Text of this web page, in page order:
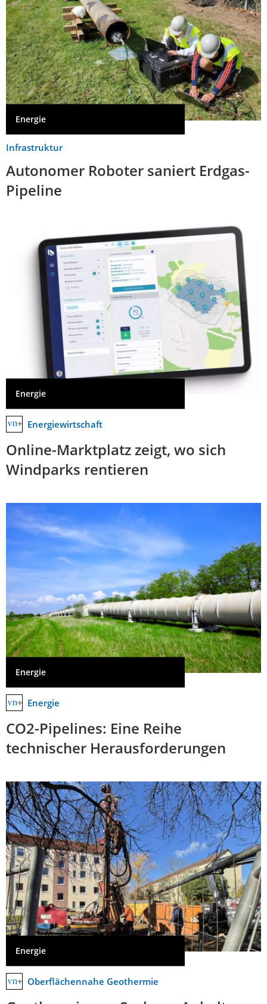
Energie
Infrastruktur
Autonomer Roboter saniert Erdgas-
Pipeline
Energie
Energiewirtschaft
Online-Marktplatz zeigt, wo sich
Windparks rentieren
Energie
Energie
CO2-Pipelines: Eine Reihe
technischer Herausforderungen
Energie
Oberflächennahe Geothermie